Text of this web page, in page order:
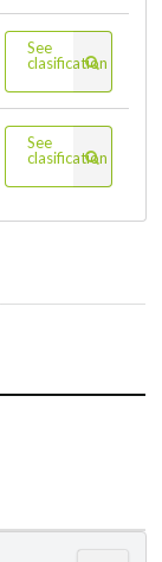
See
clasification
See
clasification